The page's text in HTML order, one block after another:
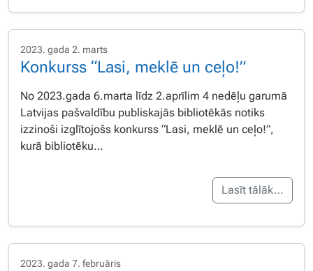
2023. gada 2. marts
Konkurss “Lasi, meklē un ceļo!”
No 2023.gada 6.marta līdz 2.aprīlim 4 nedēļu garumā
Latvijas pašvaldību publiskajās bibliotēkās notiks
izzinoši izglītojošs konkurss “Lasi, meklē un ceļo!”,
kurā bibliotēku…
Lasīt tālāk…
2023. gada 7. februāris